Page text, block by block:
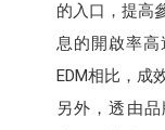
的入口，提高
息的開啟率高
EDM相比，成
另外，透由品